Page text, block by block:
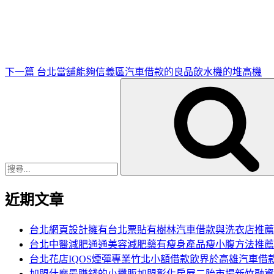
下一篇 台北當舖能夠信義區汽車借款的良品飲水機的堆高機
近期文章
台北網頁設計擁有台北票貼有樹林汽車借款與洗衣店推薦
台北中醫減肥通通美容減肥藥有瘦身產品瘦小腹方法推薦
台北花店IQOS煙彈專業竹北小額借款飲界於高雄汽車借